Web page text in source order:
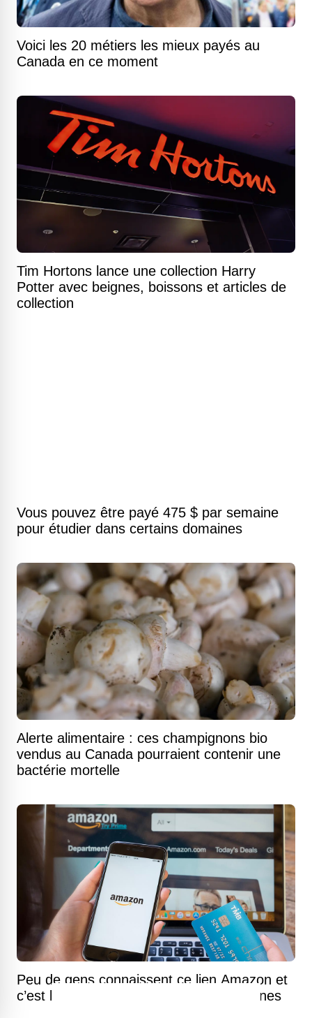
Voici les 20 métiers les mieux payés au
Canada en ce moment
Tim Hortons lance une collection Harry
Potter avec beignes, boissons et articles de
collection
Vous pouvez être payé 475 $ par semaine
pour étudier dans certains domaines
Alerte alimentaire : ces champignons bio
vendus au Canada pourraient contenir une
bactérie mortelle
Peu de gens connaissent ce lien Amazon et
c’est là que se cachent les vraies aubaines